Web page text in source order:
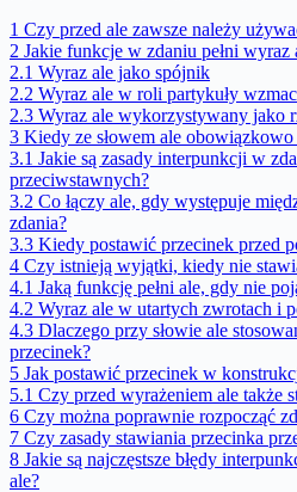
1 Czy przed ale zawsze należy
2 Jakie funkcje w zdaniu pełni wyraz
2.1 Wyraz ale jako spójnik
2.2 Wyraz ale w roli partykuły
2.3 Wyraz ale wykorzystywany jako
3 Kiedy ze słowem ale
3.1 Jakie są zasady interpunkcji w
przeciwstawnych?
3.2 Co łączy ale, gdy występuje
zdania?
3.3 Kiedy postawić przecinek przed
4 Czy istnieją wyjątki, kiedy nie
4.1 Jaką funkcję pełni ale, gdy nie
4.2 Wyraz ale w utartych zwrotach i
4.3 Dlaczego przy słowie ale
przecinek?
5 Jak postawić przecinek w
5.1 Czy przed wyrażeniem ale także
6 Czy można poprawnie rozpocząć
7 Czy zasady stawiania przecinka
8 Jakie są najczęstsze błędy
ale?